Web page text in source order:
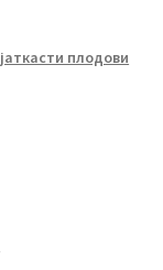
плодови